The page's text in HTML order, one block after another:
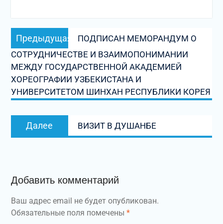
Навигация
по
записям
Предыдущая
запись:
ПОДПИСАН МЕМОРАНДУМ О
СОТРУДНИЧЕСТВЕ И ВЗАИМОПОНИМАНИИ
МЕЖДУ ГОСУДАРСТВЕННОЙ АКАДЕМИЕЙ
ХОРЕОГРАФИИ УЗБЕКИСТАНА И
УНИВЕРСИТЕТОМ ШИНХАН РЕСПУБЛИКИ КОРЕЯ
Далее
запись:
ВИЗИТ В ДУШАНБЕ
Добавить комментарий
Ваш адрес email не будет опубликован.
Обязательные поля помечены *